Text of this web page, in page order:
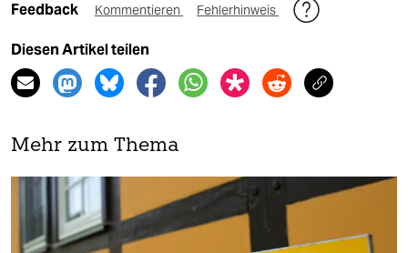
Feedback Kommentieren Fehlerhinweis
Diesen Artikel teilen
Mehr zum Thema